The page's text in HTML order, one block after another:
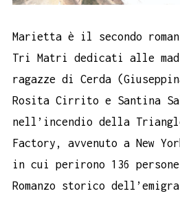
Marietta è il secondo
Tri Matri dedicati alle
ragazze di Cerda
Rosita Cirrito e Santina
nell’incendio della
Factory, avvenuto a New
in cui perirono 136
Romanzo storico